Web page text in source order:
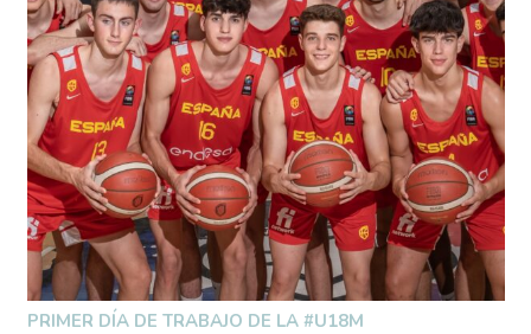
PRIMER DÍA DE TRABAJO DE LA #U18M